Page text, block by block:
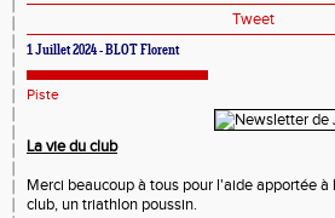
Tweet
1 Juillet 2024 - BLOT Florent
Piste
La vie du club
Merci beaucoup à tous pour l'aide apportée
club, un triathlon poussin.